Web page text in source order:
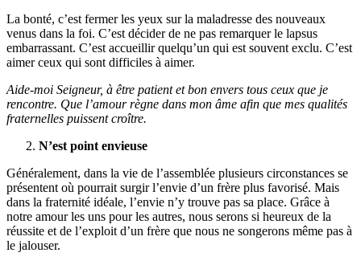
La bonté, c’est fermer les yeux sur la maladresse des nouveaux
venus dans la foi. C’est décider de ne pas remarquer le lapsus
embarrassant. C’est accueillir quelqu’un qui est souvent exclu. C’est
aimer ceux qui sont difficiles à aimer.
Aide-moi Seigneur, à être patient et bon envers tous ceux que je
rencontre. Que l’amour règne dans mon âme afin que mes qualités
fraternelles puissent croître.
N’est point envieuse
Généralement, dans la vie de l’assemblée plusieurs circonstances se
présentent où pourrait surgir l’envie d’un frère plus favorisé. Mais
dans la fraternité idéale, l’envie n’y trouve pas sa place. Grâce à
notre amour les uns pour les autres, nous serons si heureux de la
réussite et de l’exploit d’un frère que nous ne songerons même pas à
le jalouser.